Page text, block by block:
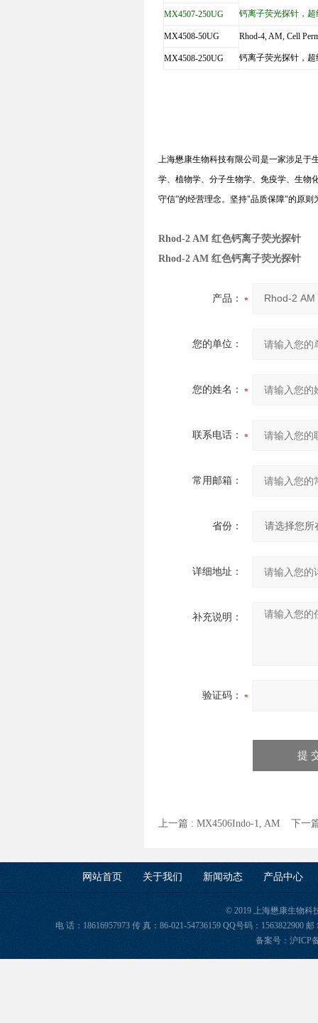
钙离子荧光探针，超
MX4507-250UG
MX4508-50UG Rhod-4, AM, Cell
钙离子荧光探针，超
MX4508-250UG
上海懋康生物科技有限公司是一家涉足于
学、植物学、分子生物学、免疫学、生物
守信”的经营理念。坚持"品质保障"的原则
Rhod-2 AM 红色钙离子荧光探针
Rhod-2 AM 红色钙离子荧光探针
产品：
您的单位：
您的姓名：
联系电话：
常用邮箱：
省份：
详细地址：
补充说明：
验证码：
上一篇 : MX4506Indo-1, AM 下一
网站首页 关于我们 新闻动态 产品中心
© 2019 上海懋康生物科
电 话：18616957973 传 真：86-021-54736159 QQ号码：1563822900
备案号： 沪ICP